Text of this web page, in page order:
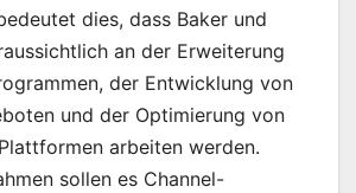
dies, dass Baker und
an der Erweiterung
der Entwicklung von
und der Optimierung von
arbeiten werden.
sollen es Channel-